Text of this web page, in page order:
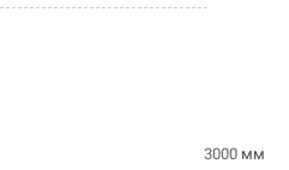
3000 мм